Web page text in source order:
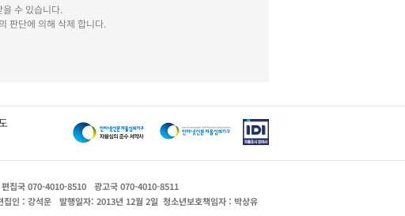
수 있습니다.
판단에 의해 삭제 합니다.
편집국 070-4010-8510
광고국 070-4010-8511
집인 : 강석운 발행일자: 2013년 12월 2일 청소년보호책임자 : 박상유